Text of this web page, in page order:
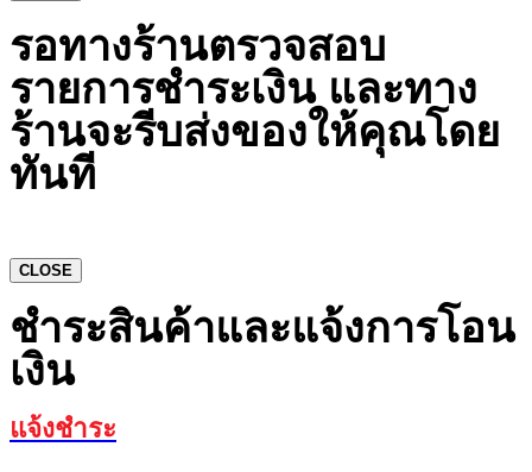
รอทางร้านตรวจสอบ
รายการชำระเงิน และทาง
ร้านจะรีบส่งของให้คุณโดย
ทันที
CLOSE
ชำระสินค้าและแจ้งการโอน
เงิน
แจ้งชำระ